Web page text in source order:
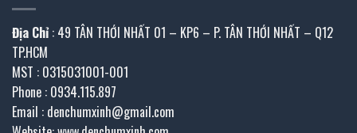
Địa Chỉ : 49 TÂN THỚI NHẤT 01 – KP6 – P. TÂN THỚI NHẤT – Q12
TP.HCM
MST : 0315031001-001
Phone : 0934.115.897
Email : denchumxinh@gmail.com